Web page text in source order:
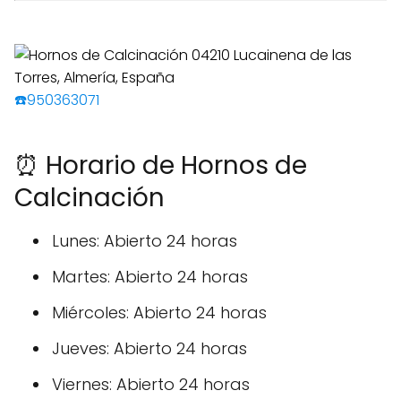
☎️950363071
⏰ Horario de Hornos de
Calcinación
Lunes: Abierto 24 horas
Martes: Abierto 24 horas
Miércoles: Abierto 24 horas
Jueves: Abierto 24 horas
Viernes: Abierto 24 horas